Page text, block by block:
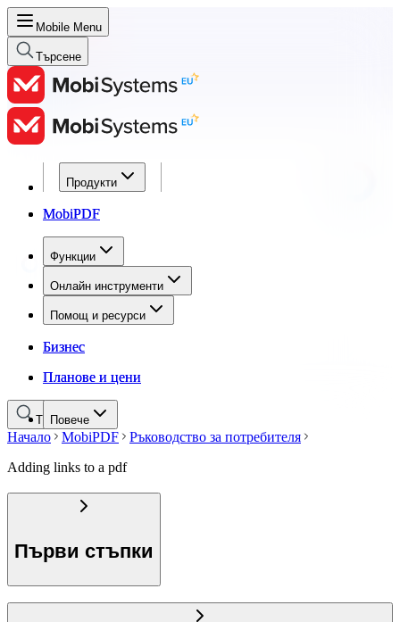
Mobile Menu
Търсене
Продукти
MobiPDF
Функции
Онлайн инструменти
Помощ и ресурси
Бизнес
Планове и цени
Повече
Продукти
MobiPDF
Функции
Онлайн инструменти
Помощ и ресурси
Бизнес
Планове и цени
Търсене
Начало MobiPDF
Ръководство за потребителя
Adding links to a pdf
Първи стъпки